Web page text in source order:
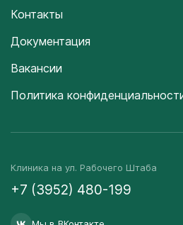
Контакты
Документация
Вакансии
Политика
Клиника на ул. Рабочего Штаба
+7 (3952) 480-199